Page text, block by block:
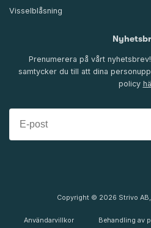
Visselblåsning
Prenumerera på vårt
samtycker du till att dina
policy
Copyright © 2026 Strivo AB,
Användarvillkor Behandling av